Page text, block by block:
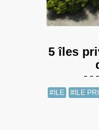
5 îles
#ILE #ILE